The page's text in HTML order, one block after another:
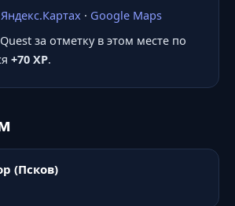
· Google Maps
за отметку в этом месте по
+70 XP.
(Псков)